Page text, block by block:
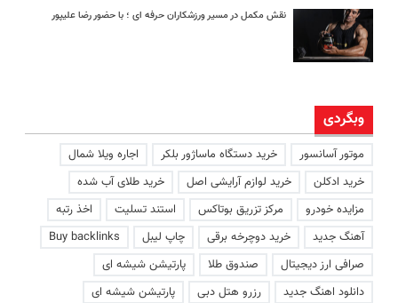
نقش مکمل در مسیر ورزشکاران حرفه ای ؛ با حضور رضا علیپور
وبگردی
موتور آسانسور خرید دستگاه ماساژور بلکر
اجاره ویلا شمال
خرید ادکلن
خرید لوازم آرایشی اصل
خرید طلای آب شده
مزایده خودرو
مرکز تزریق بوتاکس استند تسلیت
اخذ رتبه
آهنگ جدید
خرید دوچرخه برقی چاپ لیبل
Buy backlinks
صرافی ارز دیجیتال
صندوق طلا
پارتیشن شیشه ای
دانلود اهنگ جدید
رزرو هتل دبی پارتیشن شیشه ای